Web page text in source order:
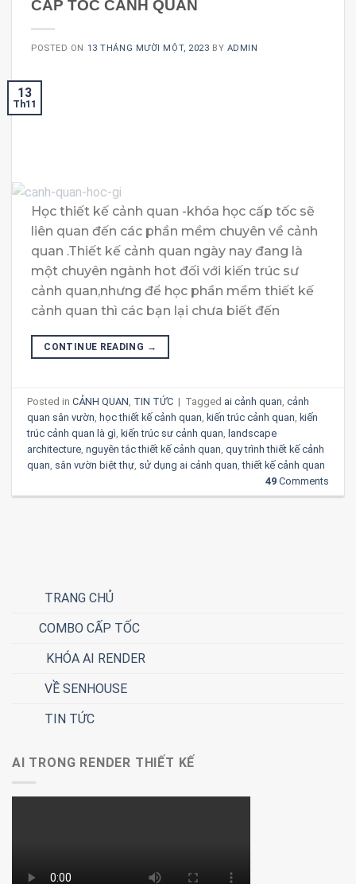
CẤP TỐC CẢNH QUAN
POSTED ON 13 THÁNG MƯỜI MỘT, 2023 BY ADMIN
13
Th11
Học thiết kế cảnh quan -khóa học cấp tốc sẽ
liên quan đến các phần mềm chuyên về cảnh
quan .Thiết kế cảnh quan ngày nay đang là
một chuyên ngành hot đối với kiến trúc sư
cảnh quan,nhưng để học phần mềm thiết kế
cảnh quan thì các bạn lại chưa biết đến
CONTINUE READING →
Posted inCẢNH QUAN TIN TỨC | Tagged ai cảnh quan ,cảnh
quan sân vườn ,học thiết kế cảnh quan ,kiến trúc cảnh quan ,kiến
trúc cảnh quan là gì ,kiến trúc sư cảnh quan ,landscape
architecture ,nguyên tắc thiết kế cảnh quan ,quy trình thiết kế cảnh
quan sân vườn biệt thự sử dụng ai cảnh quan ,thiết kế cảnh quan
49Comments
TRANG CHỦ
COMBO CẤP TỐC
KHÓA AI RENDER
VỀ SENHOUSE
TIN TỨC
AI TRONG RENDER THIẾT KẾ